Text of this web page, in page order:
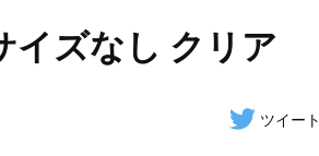
のづくり 日本の暮らし
イズなし クリア
ツイート